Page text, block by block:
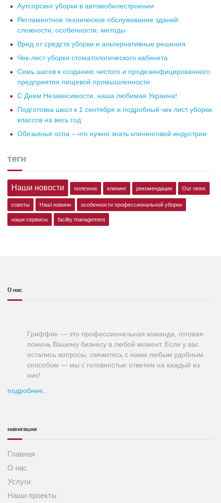
Аутсорсинг уборки в автомобилестроении
Регламентное техническое обслуживание зданий:
сложности, особенности, методы
Вред от средств уборки и альтернативные решения
Чек-лист уборки стоматологического кабинета
Семь шагов к созданию чистого и продезинфицированного
предприятия пищевой промышленности
С Днем Независимости, наша любимая Украина!
Подготовка школ к 1 сентября и подробный чек лист уборки
классов на весь год
Обезьянья оспа – что нужно знать клининговой индустрии
теги
Наши новости полезное клининг рекомендации Our news
советы Наші новини особенности профессиональной уборки
наши сервисы facility management
О нас
Гриффин — это профессиональная команда, готовая
помочь Вашему бизнесу в любой момент. Если у вас
остались вопросы, свяжитесь с нами любым удобным
способом — мы с готовностью ответим на каждый из
них!
подробнее..
навигация
Главная
О нас
Услуги
Наши проекты